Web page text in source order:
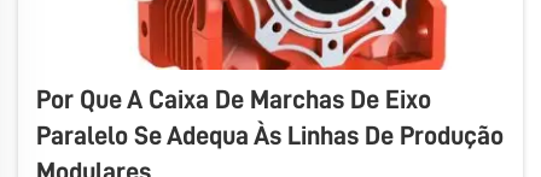
Por Que A Caixa De Marchas De Eixo
Paralelo Se Adequa Às Linhas De Produção